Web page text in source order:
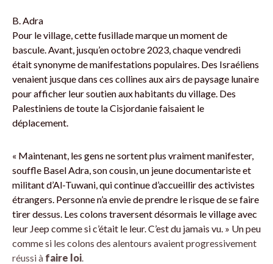
B. Adra
Pour le village, cette fusillade marque un moment de
bascule. Avant, jusqu’en octobre 2023, chaque vendredi
était synonyme de manifestations populaires. Des Israéliens
venaient jusque dans ces collines aux airs de paysage lunaire
pour afficher leur soutien aux habitants du village. Des
Palestiniens de toute la Cisjordanie faisaient le
déplacement.
« Maintenant, les gens ne sortent plus vraiment manifester,
souffle Basel Adra, son cousin, un jeune documentariste et
militant d’Al-Tuwani, qui continue d’accueillir des activistes
étrangers. Personne n’a envie de prendre le risque de se faire
tirer dessus. Les colons traversent désormais le village avec
leur Jeep comme si c’était le leur. C’est du jamais vu. » Un peu
comme si les colons des alentours avaient progressivement
réussi à faire loi